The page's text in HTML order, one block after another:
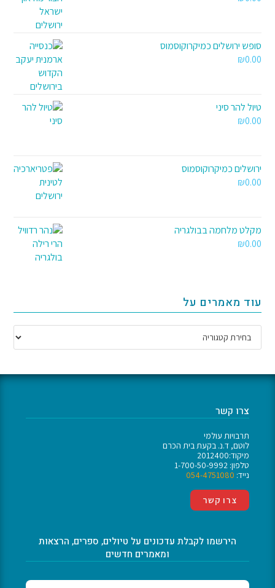
סופש ירושלים כמיקרוקוסמוס
₪0.00
טיול להר סיני
₪0.00
ירושלים כמיקרוקוסמוס
₪0.00
מקלט מלחמה בבולגריה
₪0.00
עוד מאמרים על
צרו קשר
תרבויות עולמי
לוטם, ד.נ. בקעת בית הכרם
מיקוד:2012400
טלפון: 1-700-50-9992
נייד:054-4751080
צרו קשר
הירשמו לקבלת עדכונים על טיולים, ספרים, הרצאות
ומאמרים חדשים